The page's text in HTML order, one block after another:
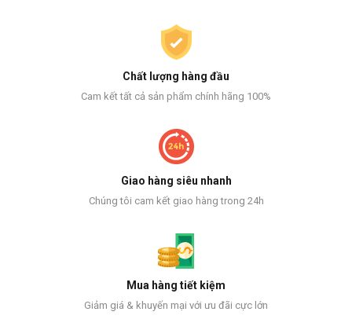
Chất lượng hàng đầu
Cam kết tất cả sản phẩm chính hãng 100%
Giao hàng siêu nhanh
Chúng tôi cam kết giao hàng trong 24h
Mua hàng tiết kiệm
Giảm giá & khuyến mại với ưu đãi cực lớn